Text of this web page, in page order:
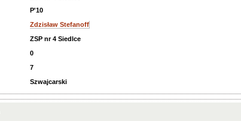
P'10
Zdzisław Stefanoff
ZSP nr 4 Siedlce
0
7
Szwajcarski